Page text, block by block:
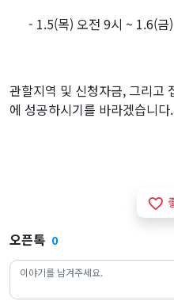
- 1.5(목) 오전 9시 ~ 1.6(금)
관할지역 및 신청자금, 그리고
에 성공하시기를 바라겠습니다.
favorite_border
오픈톡 0